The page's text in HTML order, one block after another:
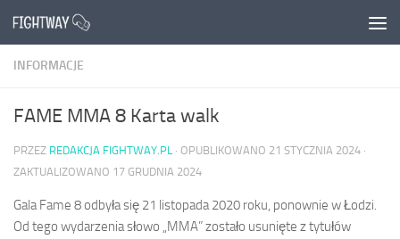
Przejdź do treści
INFORMACJE
FAME MMA 8 Karta walk
PRZEZ REDAKCJA FIGHTWAY.PL · OPUBLIKOWANO 21 STYCZNIA 2024 ·
ZAKTUALIZOWANO 17 GRUDNIA 2024
Gala Fame 8 odbyła się 21 listopada 2020 roku, ponownie w Łodzi.
Od tego wydarzenia słowo „MMA” zostało usunięte z tytułów